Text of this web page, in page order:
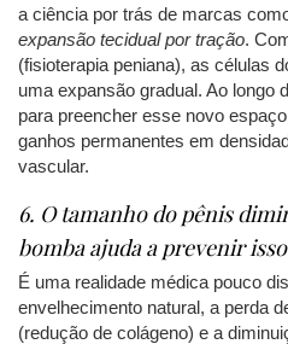
a ciência por trás de marcas
expansão tecidual por tração.
(fisioterapia peniana), as células
uma expansão gradual. Ao longo
para preencher esse novo
ganhos permanentes em
vascular.
6. O tamanho do pênis
bomba ajuda a prevenir
É uma realidade médica pouco
envelhecimento natural, a perda
(redução de colágeno) e a